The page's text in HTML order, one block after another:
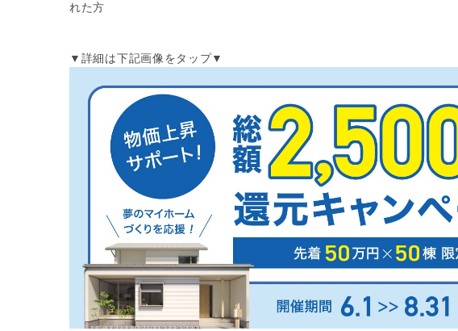
れた方
▼詳細は下記画像をタップ▼